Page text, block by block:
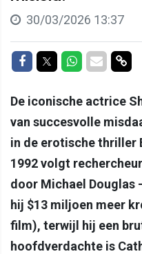
30/03/2026 13:37
Delen op Facebook
Delen op Twitter
Delen op
Delen
De iconische actrice
van succesvolle
in de erotische thriller
1992 volgt
door Michael Douglas
hij $13 miljoen meer
film), terwijl hij een
hoofdverdachte is